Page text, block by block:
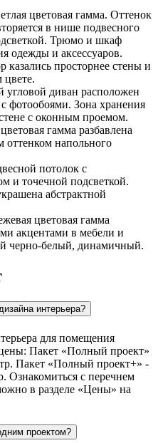
цветовая гамма. Оттенок
в нише подвесного
Трюмо и шкаф
одежды и аксессуаров.
просторнее стены и
угловой диван расположен
фотообоями. Зона хранения
с оконным проемом.
гамма разбавлена
напольного
потолок с
и точечной подсветкой.
абстрактной
цветовая гамма
акцентами в мебели и
черно-белый, динамичный.
интерьера?
для помещения
Пакет «Полный проект»
Пакет «Полный проект+» -
Ознакомиться с перечнем
в разделе «Цены» на
проектом?